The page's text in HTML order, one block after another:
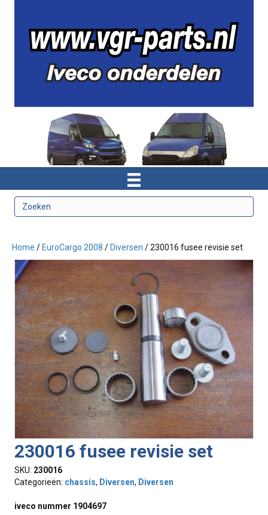
Home / EuroCargo 2008 / Diversen / 230016 fusee revisie set
230016 fusee revisie set
SKU: 230016
Categorieën: chassis, Diversen, Diversen
iveco nummer 1904697